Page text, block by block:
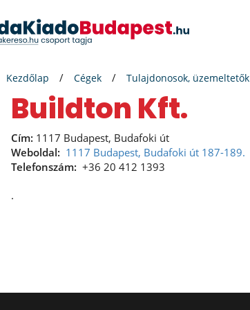
Kezdőlap Cégek Tulajdonosok, üzemeltetők
Buildton Kft.
Cím: 1117 Budapest, Budafoki út
Weboldal: 1117 Budapest, Budafoki út 187-189.
Telefonszám: +36 20 412 1393
.